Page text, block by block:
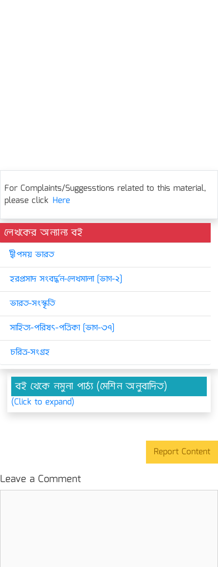
For Complaints/Suggesstions related to this material,
please click Here
লেখকের অন্যান্য বই
দ্বীপময় ভারত
হরপ্রসাদ সংবর্দ্ধন-লেখমালা [ভাগ-২]
ভারত-সংস্কৃতি
সাহিত্য-পরিষৎ-পত্রিকা [ভাগ-৩৭]
চরিত্র-সংগ্রহ
বই থেকে নমুনা পাঠ্য (মেশিন অনুবাদিত)
(Click to expand)
Report Content
Leave a Comment